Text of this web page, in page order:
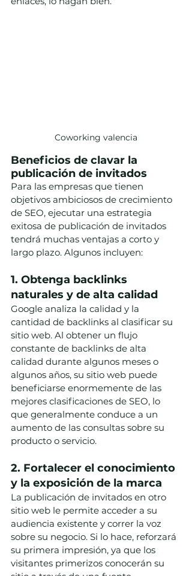
Coworking valencia
Beneficios de clavar la
publicación de invitados
Para las empresas que tienen
objetivos ambiciosos de crecimiento
de SEO, ejecutar una estrategia
exitosa de publicación de invitados
tendrá muchas ventajas a corto y
largo plazo. Algunos incluyen:
1. Obtenga backlinks
naturales y de alta calidad
Google analiza la calidad y la
cantidad de backlinks al clasificar su
sitio web. Al obtener un flujo
constante de backlinks de alta
calidad durante algunos meses o
algunos años, su sitio web puede
beneficiarse enormemente de las
mejores clasificaciones de SEO, lo
que generalmente conduce a un
aumento de las consultas sobre su
producto o servicio.
2. Fortalecer el conocimiento
y la exposición de la marca
La publicación de invitados en otro
sitio web le permite acceder a su
audiencia existente y correr la voz
sobre su negocio. Si lo hace, reforzará
su primera impresión, ya que los
visitantes primerizos conocerán su